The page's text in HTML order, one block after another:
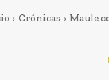
Crónicas Maule